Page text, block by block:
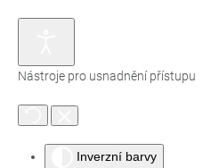
Nástroje pro usnadnění přístupu
Inverzní barvy